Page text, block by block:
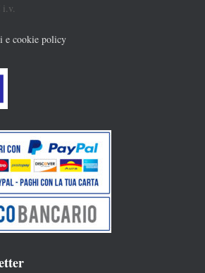
e cookie policy